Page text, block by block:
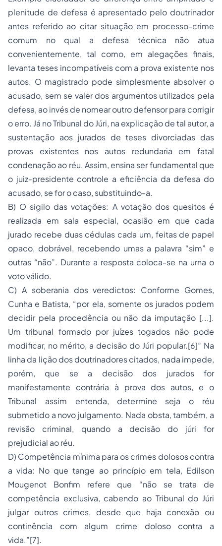
plenitude de defesa é apresentado pelo doutrinador
antes referido ao citar situação em processo-crime
comum no qual a defesa técnica não atua
convenientemente, tal como, em alegações finais,
levanta teses incompatíveis com a prova existente nos
autos. O magistrado pode simplesmente absolver o
acusado, sem se valer dos argumentos utilizados pela
defesa, ao invés de nomear outro defensor para corrigir
o erro. Já no Tribunal do Júri, na explicação de tal autor, a
sustentação aos jurados de teses divorciadas das
provas existentes nos autos redundaria em fatal
condenação ao réu. Assim, ensina ser fundamental que
o juiz-presidente controle a eficiência da defesa do
acusado, se for o caso, substituindo-a.
B) O sigilo das votações: A votação dos quesitos é
realizada em sala especial, ocasião em que cada
jurado recebe duas cédulas cada um, feitas de papel
opaco, dobrável, recebendo umas a palavra “sim” e
outras “não”. Durante a resposta coloca-se na urna o
voto válido.
C) A soberania dos veredictos: Conforme Gomes,
Cunha e Batista, “por ela, somente os jurados podem
decidir pela procedência ou não da imputação [...].
Um tribunal formado por juízes togados não pode
modificar, no mérito, a decisão do Júri popular.[6]” Na
linha da lição dos doutrinadores citados, nada impede,
porém, que se a decisão dos jurados for
manifestamente contrária à prova dos autos, e o
Tribunal assim entenda, determine seja o réu
submetido a novo julgamento. Nada obsta, também, a
revisão criminal, quando a decisão do júri for
prejudicial ao réu.
D) Competência mínima para os crimes dolosos contra
a vida: No que tange ao princípio em tela, Edilson
Mougenot Bonfim refere que “não se trata de
competência exclusiva, cabendo ao Tribunal do Júri
julgar outros crimes, desde que haja conexão ou
continência com algum crime doloso contra a
vida.”[7].